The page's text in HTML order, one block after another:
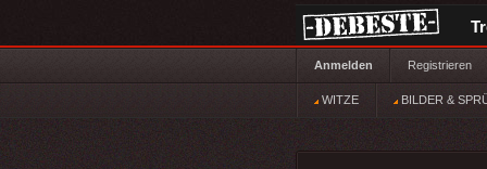
Anmelden Registrieren
WITZE BILDER &